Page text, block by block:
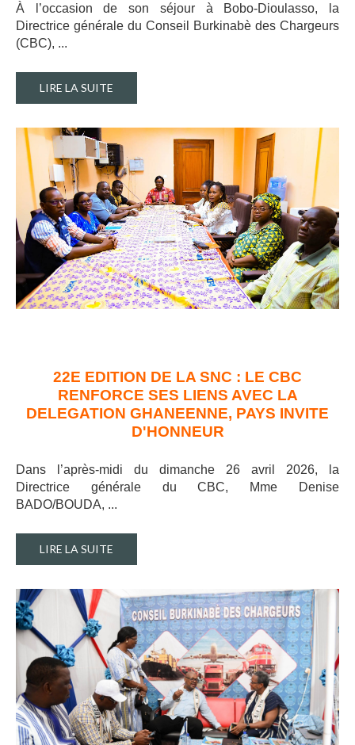
À l’occasion de son séjour à Bobo-Dioulasso, la
Directrice générale du Conseil Burkinabè des Chargeurs
(CBC), ...
LIRE LA SUITE
22E EDITION DE LA SNC : LE CBC
RENFORCE SES LIENS AVEC LA
DELEGATION GHANEENNE, PAYS INVITE
D'HONNEUR
Dans l’après-midi du dimanche 26 avril 2026, la
Directrice générale du CBC, Mme Denise
BADO/BOUDA, ...
LIRE LA SUITE